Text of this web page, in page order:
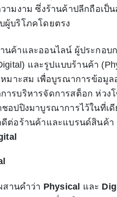
มงาม ซึ่งร้านค้าปลีกถือเป็
ผู้บริโภคโดยตรง
าและออนไลน์ ผู้ประกอบก
และรูปแบบร้านค้า
มาะสม เพื่อบูรณาการข้อมูล
ารบริหารจัดการสต็อก ห่วง
อปปิงมาบูรณาการไว้ในที่เ
ต่อร้านค้าและแบรนด์สินค้า
านคำว่า Physical และ